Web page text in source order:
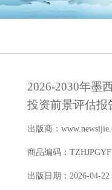
2026-2030年墨
投资前景评估报
出版商：
商品编码：
出版日期：2026-04-22